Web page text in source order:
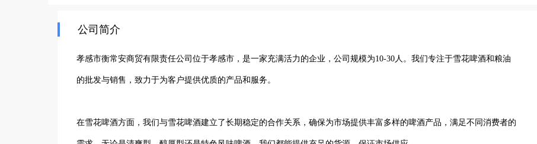
公司简介
孝感市衡常安商贸有限责任公司位于孝感市，是一家充满活力的企业，公司规模为10-30人。我们专注于雪花啤酒和粮油
的批发与销售，致力于为客户提供优质的产品和服务。
在雪花啤酒方面，我们与雪花啤酒建立了长期稳定的合作关系，确保为市场提供丰富多样的啤酒产品，满足不同消费者的